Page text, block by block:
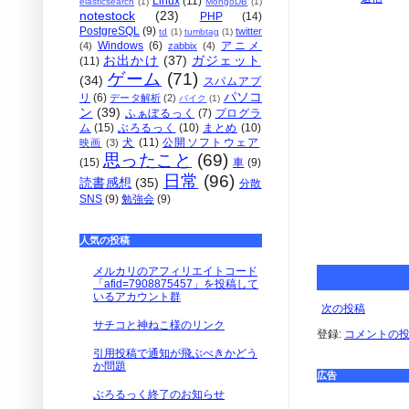
次の投稿
登録: コメントの
広告
notestock (23) PHP
(14)
PostgreSQL (9) td (1) tumbtag (1) twitter
(4) Windows (6) zabbix (4)
アニメ
(11) お出かけ (37) ガジェット
(34) ゲーム (71) スパムアプ
リ (6) データ解析 (2) バイク (1) パソコ
ン (39) ふぁぼるっく (7) プログラ
ム (15) ぶろるっく (10) まとめ (10)
映画 (3) 犬 (11) 公開ソフトウェア
(15) 思ったこと (69) 車 (9)
読書感想 (35) 日常 (96) 分散
SNS (9) 勉強会 (9)
人気の投稿
メルカリのアフィリエイトコード
「afid=7908875457」を投稿して
いるアカウント群
サチコと神ねこ様のリンク
引用投稿で通知が飛ぶべきかどう
か問題
ぶろるっく終了のお知らせ